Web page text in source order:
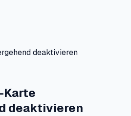
deaktivieren
Karte
deaktivieren